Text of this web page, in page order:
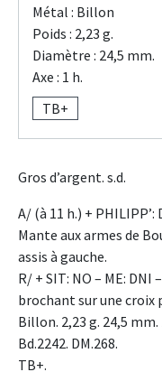
Métal : Billon
Poids : 2,23 g.
Diamètre : 24,5 mm.
Axe : 1 h.
TB+
Gros d’argent. s.d.
A/ (à 11 h.) + PHILIPP’:
Mante aux armes de
assis à gauche.
R/ + SIT: NO – ME: DNI
brochant sur une croix
Billon. 2,23 g. 24,5 mm.
Bd.2242. DM.268.
TB+.